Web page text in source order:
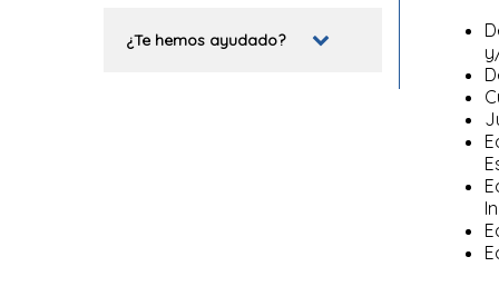
¿Te hemos ayudado?